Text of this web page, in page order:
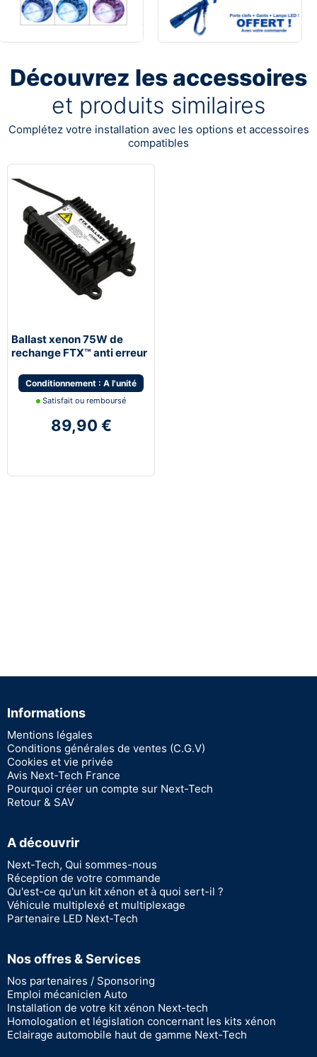
Découvrez les accessoires
et produits similaires
Complétez votre installation avec les options et accessoires
compatibles
Ballast xenon 75W de
rechange FTX™ anti erreur
Conditionnement : A l'unité
Satisfait ou remboursé
89,90 €
Informations
Mentions légales
Conditions générales de ventes (C.G.V)
Cookies et vie privée
Avis Next-Tech France
Pourquoi créer un compte sur Next-Tech
Retour & SAV
A découvrir
Next-Tech, Qui sommes-nous
Réception de votre commande
Qu'est-ce qu'un kit xénon et à quoi sert-il ?
Véhicule multiplexé et multiplexage
Partenaire LED Next-Tech
Nos offres & Services
Nos partenaires / Sponsoring
Emploi mécanicien Auto
Installation de votre kit xénon Next-tech
Homologation et législation concernant les kits xénon
Eclairage automobile haut de gamme Next-Tech